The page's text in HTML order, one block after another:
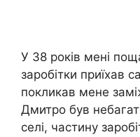
У 38 років мені
заробітки приїхав
покликав мене
Дмитро був
селі, частину